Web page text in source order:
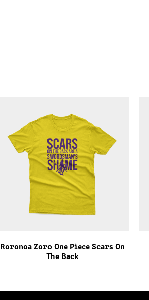
Roronoa Zoro One Piece Scars On
The Back